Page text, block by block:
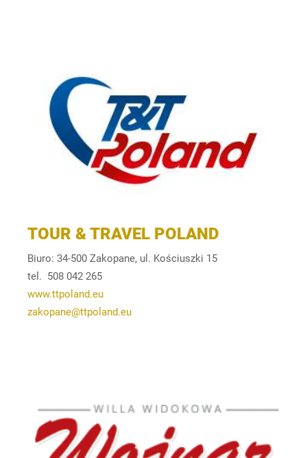
TOUR & TRAVEL POLAND
Biuro: 34-500 Zakopane, ul. Kościuszki 15
tel. 508 042 265
www.ttpoland.eu
zakopane@ttpoland.eu